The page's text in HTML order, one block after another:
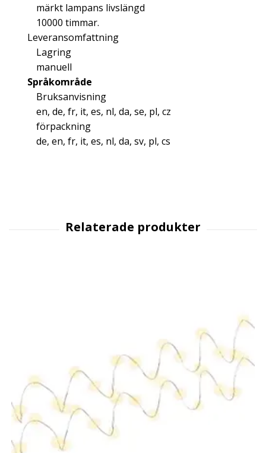
märkt lampans livslängd
10000 timmar.
Leveransomfattning
Lagring
manuell
Språkområde
Bruksanvisning
en, de, fr, it, es, nl, da, se, pl, cz
förpackning
de, en, fr, it, es, nl, da, sv, pl, cs